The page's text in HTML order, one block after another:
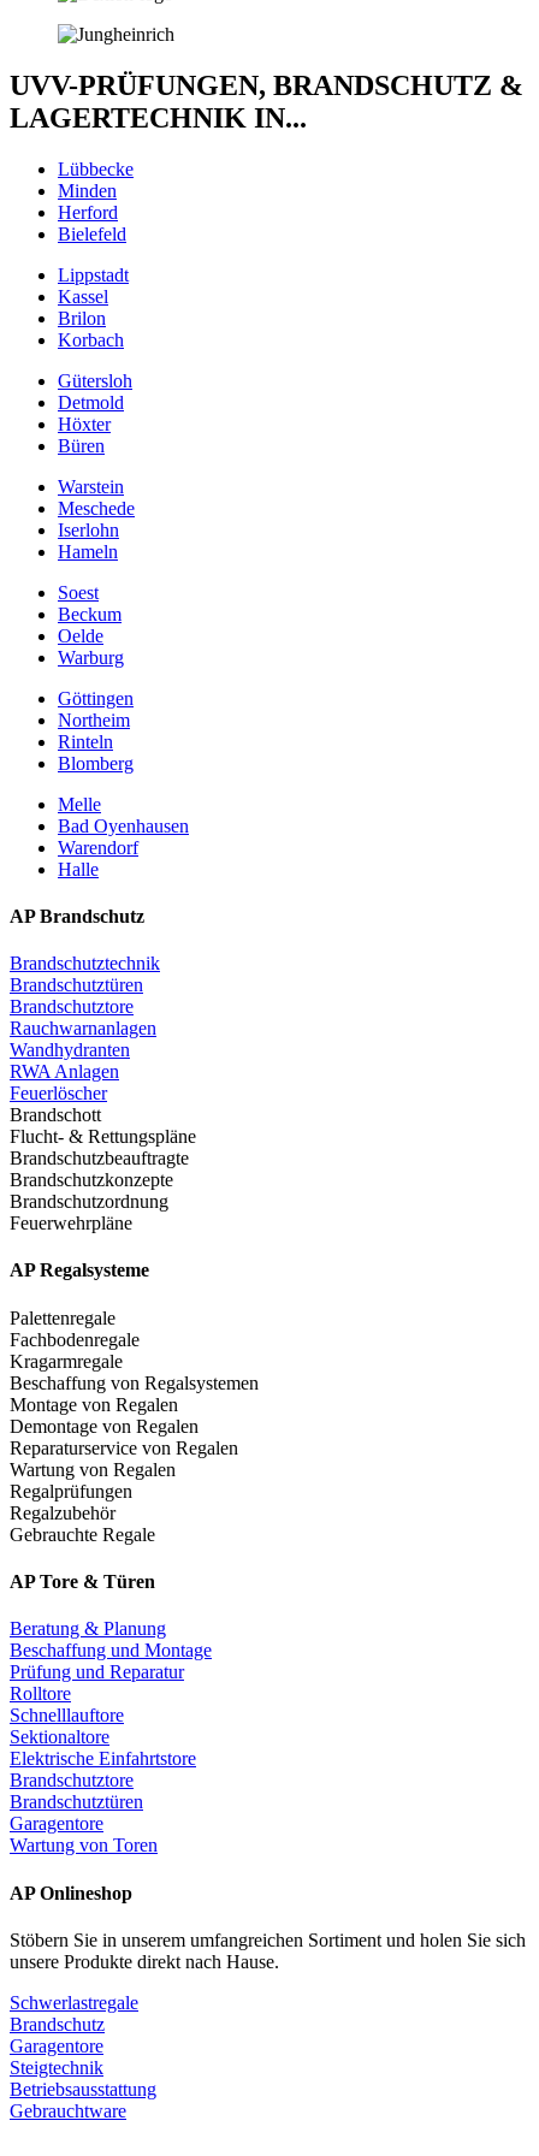
UVV-PRÜFUNGEN, BRANDSCHUTZ &
LAGERTECHNIK IN...
Lübbecke
Minden
Herford
Bielefeld
Lippstadt
Kassel
Brilon
Korbach
Gütersloh
Detmold
Höxter
Büren
Warstein
Meschede
Iserlohn
Hameln
Soest
Beckum
Oelde
Warburg
Göttingen
Northeim
Rinteln
Blomberg
Melle
Bad Oyenhausen
Warendorf
Halle
AP Brandschutz
Brandschutztechnik
Brandschutztüren
Brandschutztore
Rauchwarnanlagen
Wandhydranten
RWA Anlagen
Feuerlöscher
Brandschott
Flucht- & Rettungspläne
Brandschutzbeauftragte
Brandschutzkonzepte
Brandschutzordnung
Feuerwehrpläne
AP Regalsysteme
Palettenregale
Fachbodenregale
Kragarmregale
Beschaffung von Regalsystemen
Montage von Regalen
Demontage von Regalen
Reparaturservice von Regalen
Wartung von Regalen
Regalprüfungen
Regalzubehör
Gebrauchte Regale
AP Tore & Türen
Beratung & Planung
Beschaffung und Montage
Prüfung und Reparatur
Rolltore
Schnelllauftore
Sektionaltore
Elektrische Einfahrtstore
Brandschutztore
Brandschutztüren
Garagentore
Wartung von Toren
AP Onlineshop
Stöbern Sie in unserem umfangreichen Sortiment und holen Sie sich
unsere Produkte direkt nach Hause.
Schwerlastregale
Brandschutz
Garagentore
Steigtechnik
Betriebsausstattung
Gebrauchtware